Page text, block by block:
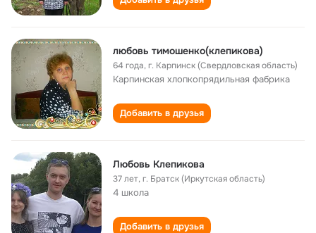
любовь тимошенко(клепикова)
64 года,г. Карпинск (Свердловская область)
Карпинская хлопкопрядильная фабрика
Добавить в друзья
Любовь Клепикова
37 лет,г. Братск (Иркутская область)
4 школа
Добавить в друзья